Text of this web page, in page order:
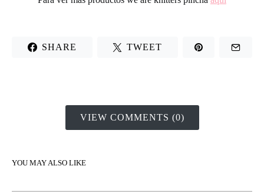
SHARE TWEET
VIEW COMMENTS (0)
YOU MAY ALSO LIKE